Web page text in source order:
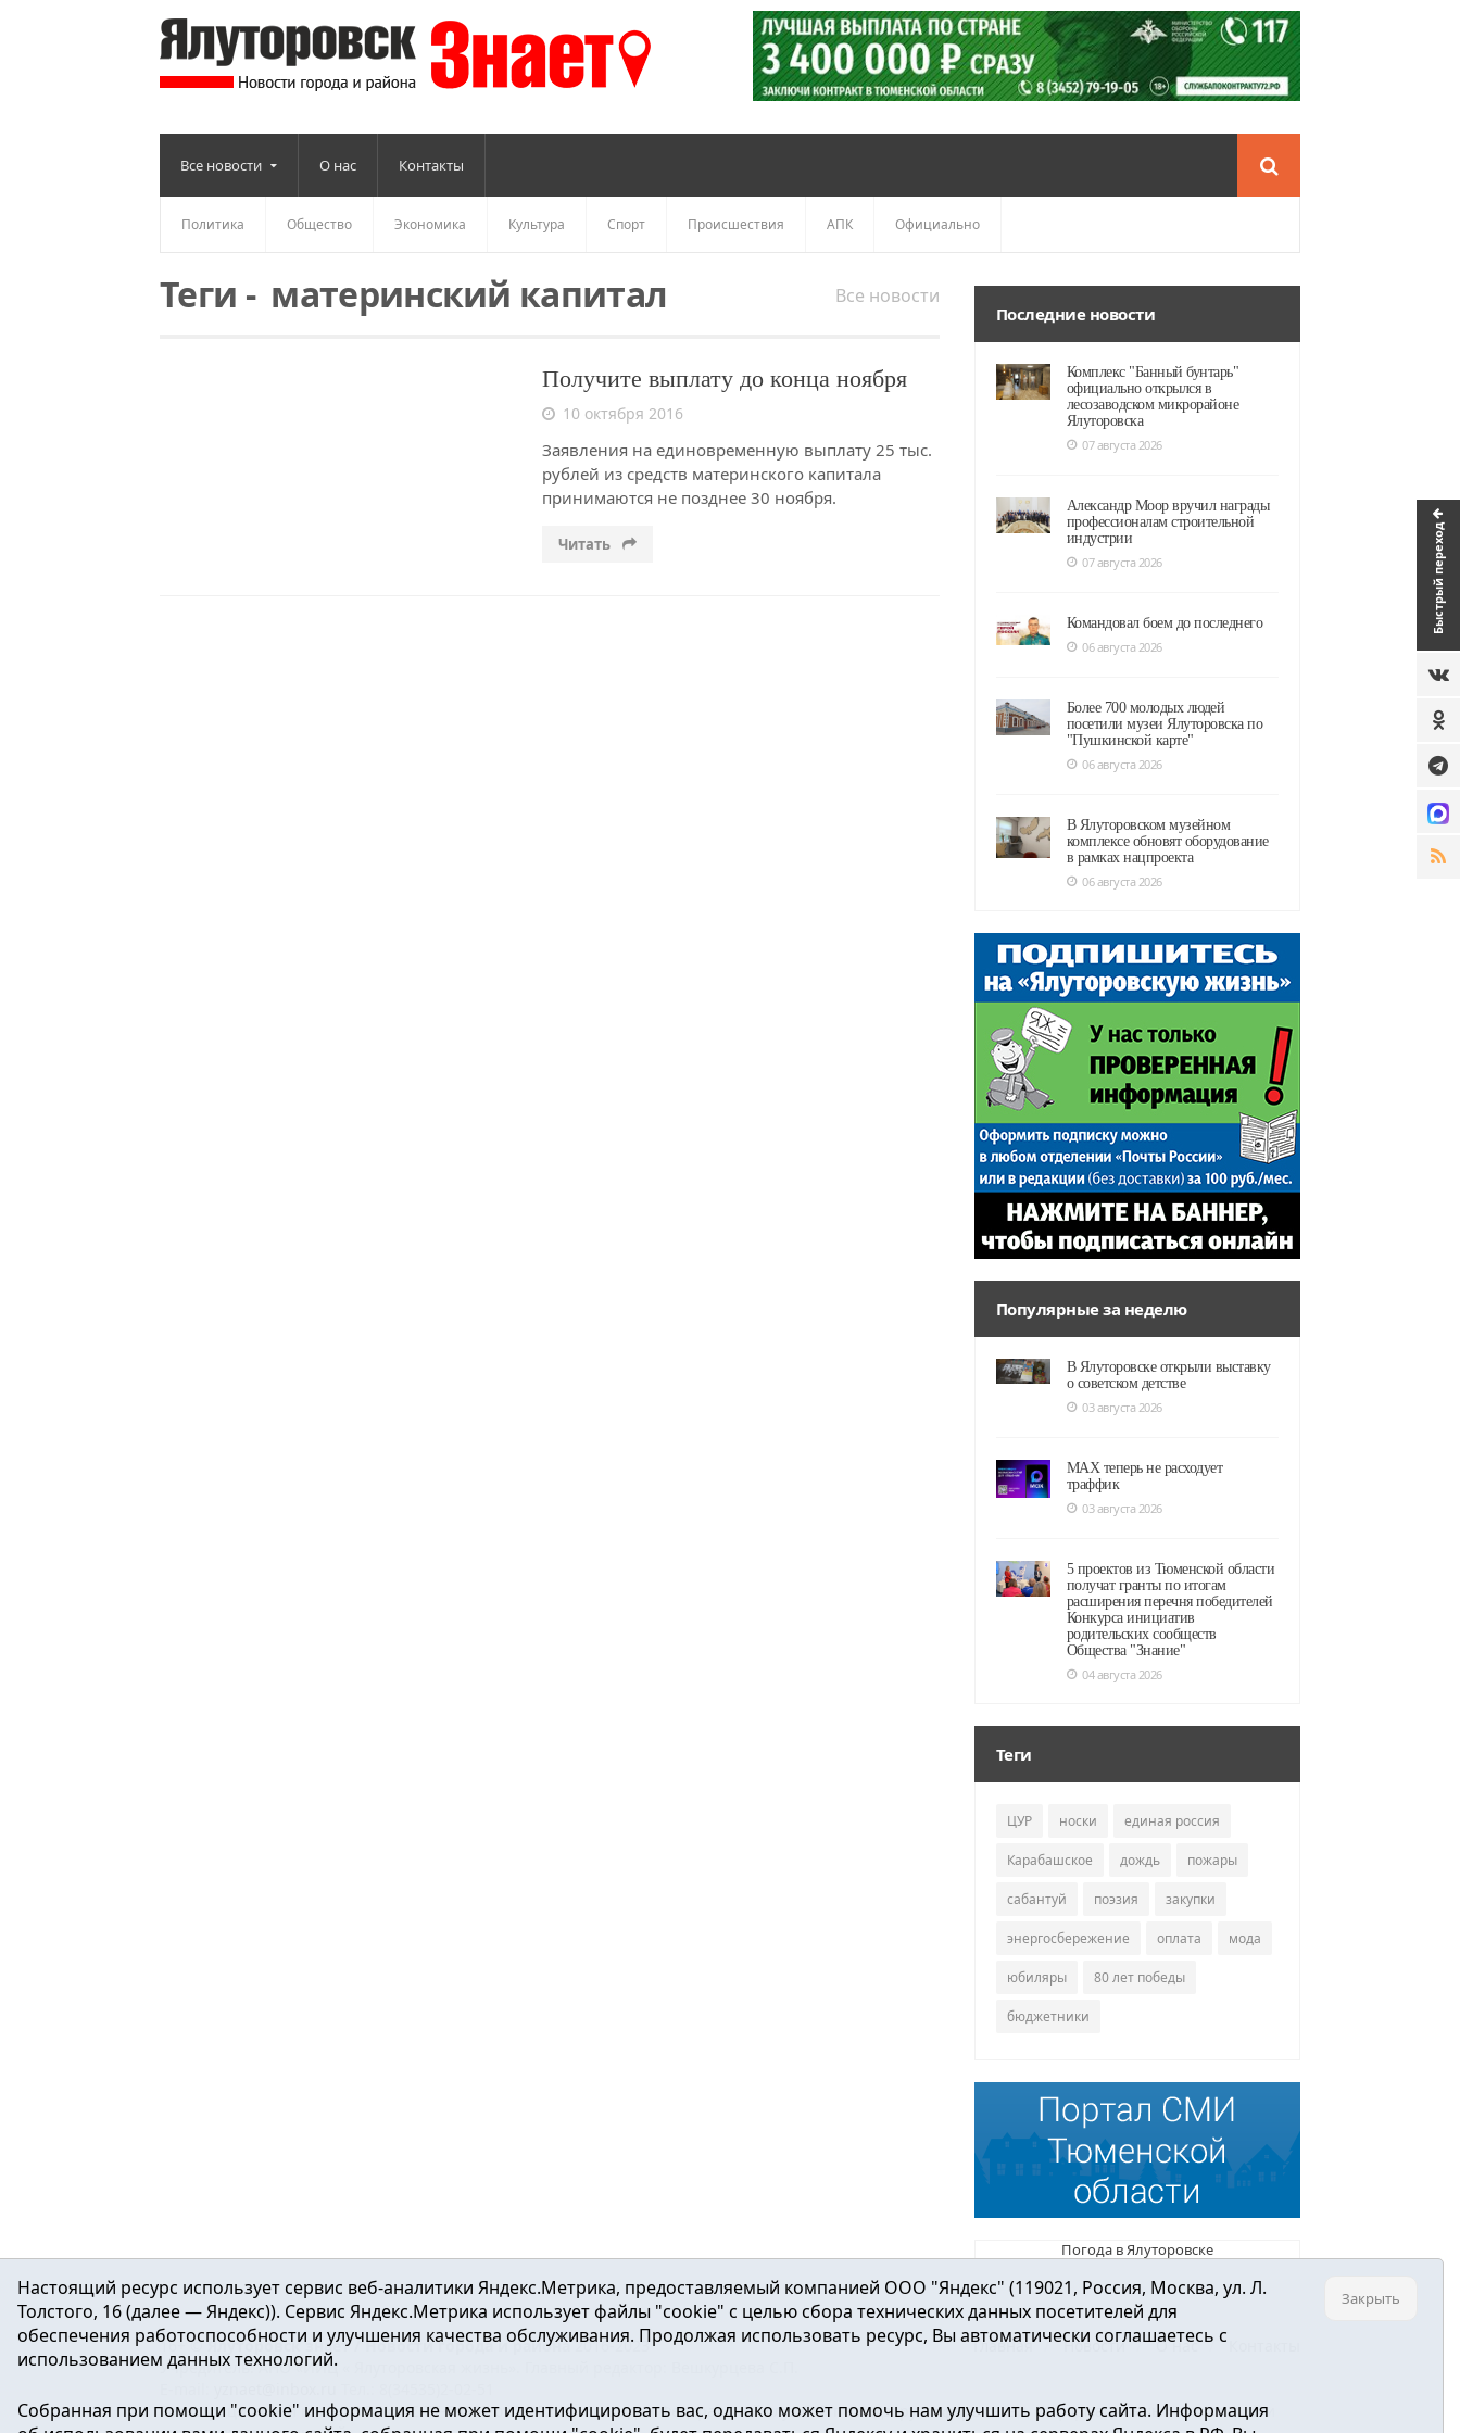
Быстрый переход
Все новости О нас Контакты
Политика Общество Экономика Культура Спорт Происшествия АПК Официально
Все новости
Теги -материнский капитал
Получите выплату до конца ноября
10 октября 2016
Заявления на единовременную выплату 25 тыс.
рублей из средств материнского капитала
принимаются не позднее 30 ноября.
Читать
Последние новости
Комплекс "Банный бунтарь"
официально открылся в
лесозаводском микрорайоне
Ялуторовска
07 августа 2026
Александр Моор вручил награды
профессионалам строительной
индустрии
07 августа 2026
Командовал боем до последнего
06 августа 2026
Более 700 молодых людей
посетили музеи Ялуторовска по
"Пушкинской карте"
06 августа 2026
В Ялуторовском музейном
комплексе обновят оборудование
в рамках нацпроекта
06 августа 2026
Популярные за неделю
В Ялуторовске открыли выставку
о советском детстве
03 августа 2026
MAX теперь не расходует
траффик
03 августа 2026
5 проектов из Тюменской области
получат гранты по итогам
расширения перечня победителей
Конкурса инициатив
родительских сообществ
Общества "Знание"
04 августа 2026
Теги
ЦУР носки единая россия
Карабашское дождь пожары
сабантуй поэзия закупки
энергосбережение оплата мода
юбиляры 80 лет победы
бюджетники
Погода в Ялуторовске
Главная Новости О нас
16+ ©Ялуторовск знает / Новости города и района2016-2023
Учредитель: АНО «ИИЦ « Ялуторовская жизнь». Главный редактор: Вешкурцева С.П.
Регистрационный номер ЭЛ № ФС 77-64937 от 24.02.2016г. выдан Федеральной службой по надзору в сфере связи, информационных технологий и
Настоящий ресурс использует сервис веб-аналитики Яндекс.Метрика, предоставляемый компанией ООО "Яндекс" (119021, Россия, Москва, ул. Л.
Толстого, 16 (далее — Яндекс)). Сервис Яндекс.Метрика использует файлы "cookie" с целью сбора технических данных посетителей для
обеспечения работоспособности и улучшения качества обслуживания. Продолжая использовать ресурс, Вы автоматически соглашаетесь с
использованием данных технологий.
Собранная при помощи "cookie" информация не может идентифицировать вас, однако может помочь нам улучшить работу сайта. Информация
Закрыть